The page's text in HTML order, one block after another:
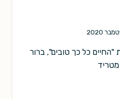
כל כך טובים", ברור